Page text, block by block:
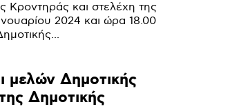
και στελέχη της
2024 και ώρα 18.00
μελών Δημοτικής
Δημοτικής